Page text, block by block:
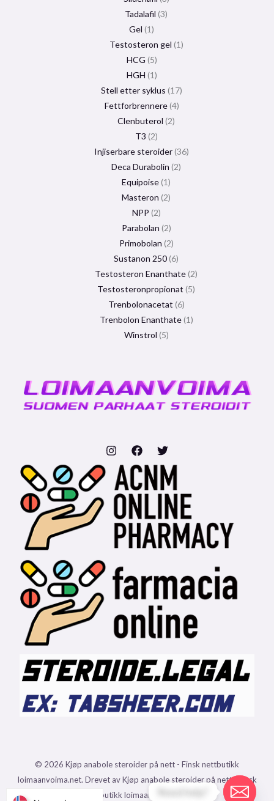
Tadalafil 3
Gel 1
Testosteron gel 1
HCG 5
HGH 1
Stell etter syklus 17
Fettforbrennere 4
Clenbuterol 2
T3 2
Injiserbare steroider 36
Deca Durabolin 2
Equipoise 1
Masteron 2
NPP 2
Parabolan 2
Primobolan 2
Sustanon 250 6
Testosteron Enanthate 2
Testosteronpropionat 5
Trenbolonacetat 6
Trenbolon Enanthate 1
Winstrol 5
© 2026 Kjøp anabole steroider på nett - Finsk nettbutikk
loimaanvoima.net. Drevet av Kjøp anabole steroider på nett - Finsk
nettbutikk loimaanvoima.net.
Need help?